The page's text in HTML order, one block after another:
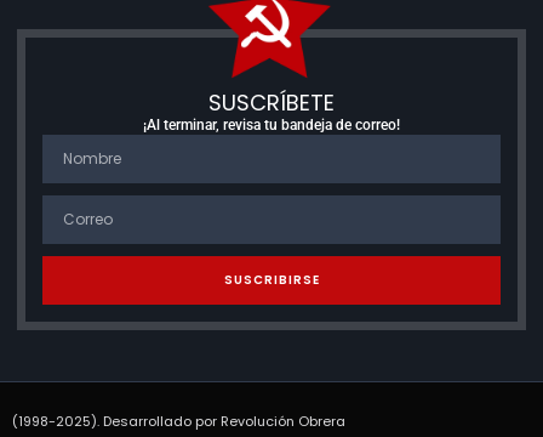
SUSCRÍBETE
¡Al terminar, revisa tu bandeja de correo!
SUSCRIBIRSE
(1998-2025). Desarrollado por Revolución Obrera